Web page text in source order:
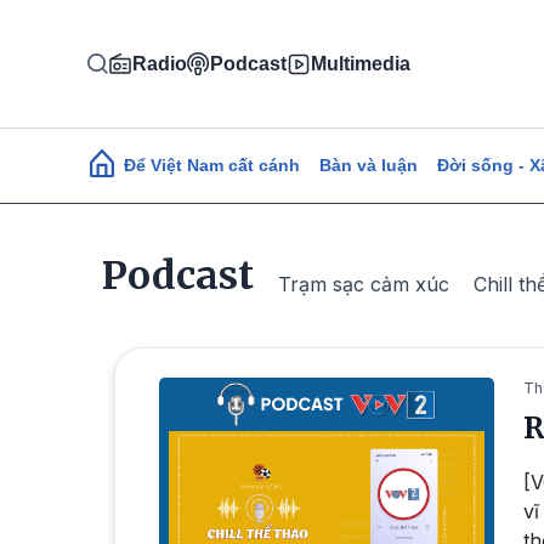
Radio Podcast Multimedia
Main navigation
Để Việt Nam cất cánh Bàn và luận Đời sống -
Podcast Trạm sạc cảm xúc Chill
vĩ